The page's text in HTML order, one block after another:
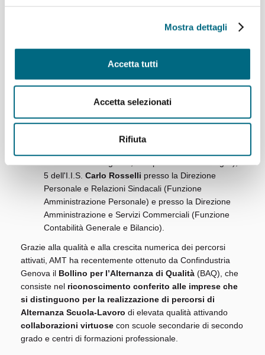
Mostra dettagli
Accetta tutti
Accetta selezionati
Rifiuta
Ruffinipresso la Direzione Amministrazione e Servizi
nella Funzione Infrastrutture e
Elettrici ed Elettronici); 1 del
Liceo Classico
16 dell'ITTLNautico San Giorgiopresso la
Direzione Movimento (6 presso la Funzione Esercizio
la Funzione Controllo Titoli di Viaggio e ADT) e la
Direzione Generale (4 presso la Funzione Qualità e 4
delle rimesse Staglieno, Sampierdarena e Mangini);
5 dell'I.I.S. Carlo Rosselli presso la Direzione
Personale e Relazioni Sindacali (Funzione
Amministrazione Personale) e presso la Direzione
Amministrazione e Servizi Commerciali (Funzione
Contabilità Generale e Bilancio).
Grazie alla qualità e alla crescita numerica dei percorsi
attivati, AMT ha recentemente ottenuto da Confindustria
Genova il Bollino per l’Alternanza di Qualità (BAQ), che
consiste nel riconoscimento conferito alle imprese che
si distinguono per la realizzazione di percorsi di
Alternanza Scuola-Lavoro di elevata qualità attivando
collaborazioni virtuose con scuole secondarie di secondo
grado e centri di formazioni professionale.